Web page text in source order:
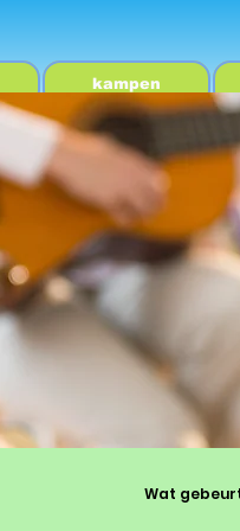
kampen
Wat